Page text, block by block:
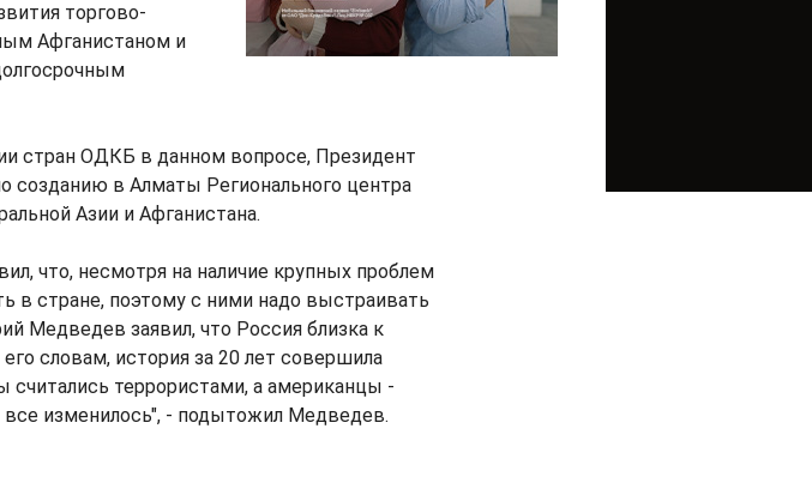
торгово-
Афганистаном и
стран ОДКБ в данном вопросе, Президент
созданию в Алматы Регионального центра
Азии и Афганистана.
что, несмотря на наличие крупных проблем
в стране, поэтому с ними надо выстраивать
Медведев заявил, что Россия близка к
словам, история за 20 лет совершила
считались террористами, а американцы -
изменилось", - подытожил Медведев.